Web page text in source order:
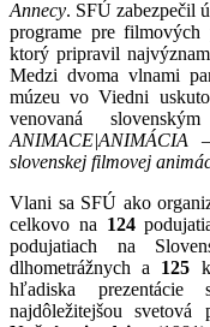
Annecy. SFÚ zabezpečil
programe pre filmových
ktorý pripravil
Medzi dvoma vlnami
múzeu vo Viedni
venovaná
ANIMACE|ANIMÁCIA
slovenskej filmovej
Vlani sa SFÚ ako
celkovo na 124
podujatiach na
dlhometrážnych a 125
hľadiska prezentácie
najdôležitejšou svetová